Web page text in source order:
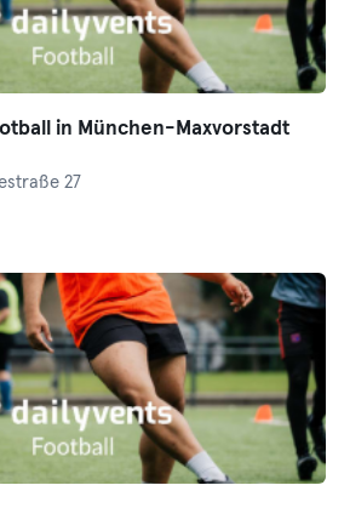
in München-Maxvorstadt
27